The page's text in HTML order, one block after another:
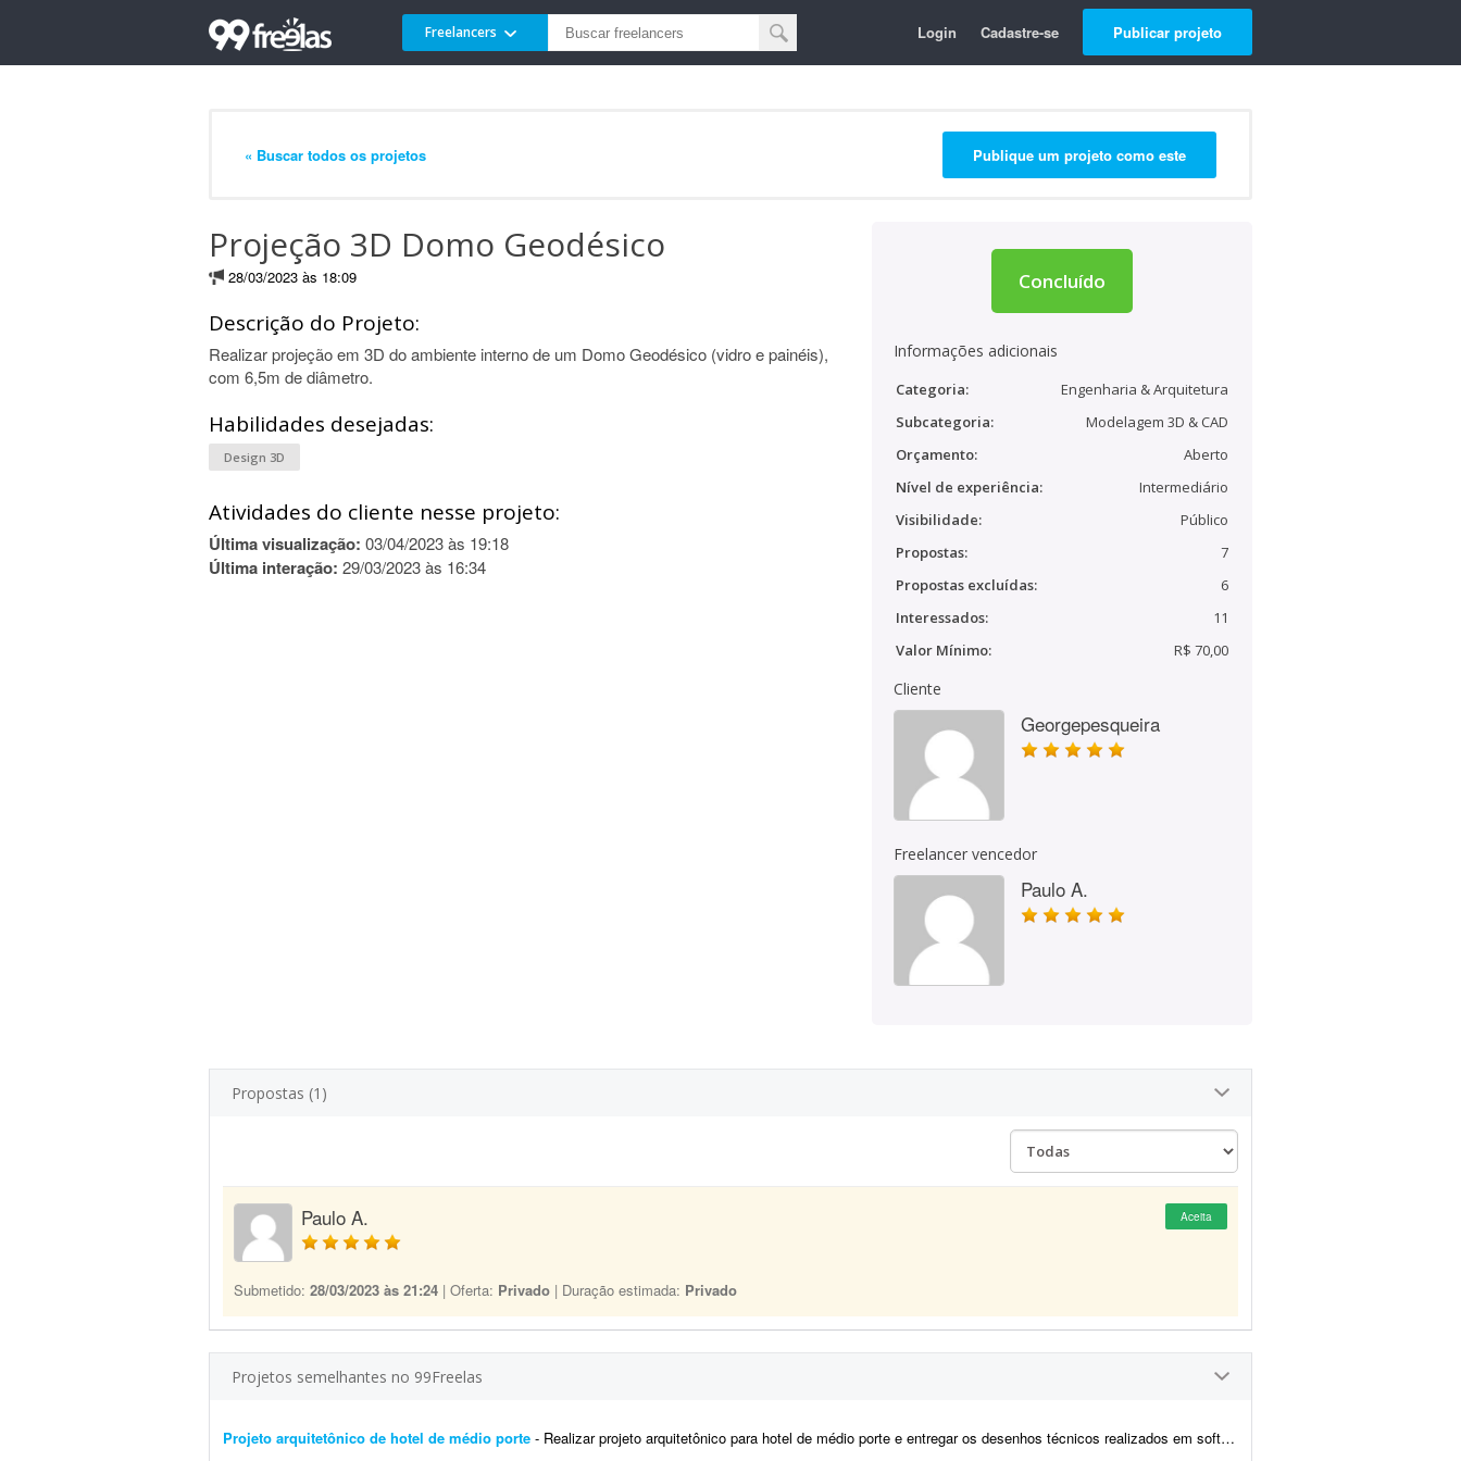
Freelancers Login Cadastre-se Publicar projeto
« Buscar todos os projetos Publique um projeto como este
Projeção 3D Domo Geodésico
28/03/2023 às 18:09
Descrição do Projeto:
Realizar projeção em 3D do ambiente interno de um Domo Geodésico (vidro e painéis),
com 6,5m de diâmetro.
Habilidades desejadas:
Design 3D
Atividades do cliente nesse projeto:
Última visualização: 03/04/2023 às 19:18
Última interação: 29/03/2023 às 16:34
Concluído
Informações adicionais
Categoria:
Engenharia & Arquitetura
Subcategoria:
Modelagem 3D & CAD
Orçamento:
Aberto
Nível de experiência:
Intermediário
Visibilidade:
Público
Propostas:
7
Propostas excluídas:
6
Interessados:
11
Valor Mínimo:
R$ 70,00
Cliente
Georgepesqueira
Freelancer vencedor
Paulo A.
Propostas (1)
Paulo A. Aceita
Submetido: 28/03/2023 às 21:24 | Oferta: Privado | Duração estimada: Privado
Projetos semelhantes no 99Freelas
Projeto arquitetônico de hotel de médio porte - Realizar projeto arquitetônico para hotel de médio porte e entregar os desenhos técnicos realizados em softwares de modelagem CAD/BIM. Você deverá entregar: * Rel...